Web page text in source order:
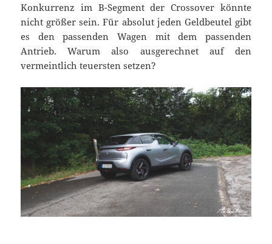
Konkurrenz im B-Segment der Crossover könnte
nicht größer sein. Für absolut jeden Geldbeutel gibt
es den passenden Wagen mit dem passenden
Antrieb. Warum also ausgerechnet auf den
vermeintlich teuersten setzen?